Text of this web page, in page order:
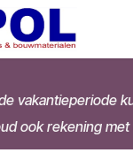
vakantieperiode
ook rekening